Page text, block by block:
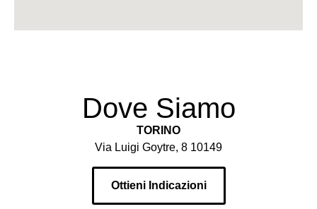
Dove Siamo
TORINO
Via Luigi Goytre, 8 10149
Ottieni Indicazioni